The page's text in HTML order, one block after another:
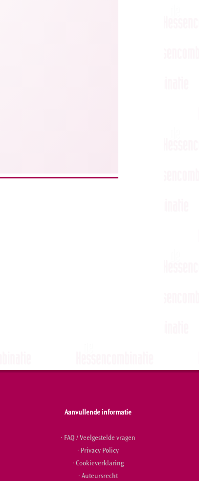
Aanvullende informatie
· FAQ / Veelgestelde vragen
· Privacy Policy
· Cookieverklaring
· Auteursrecht